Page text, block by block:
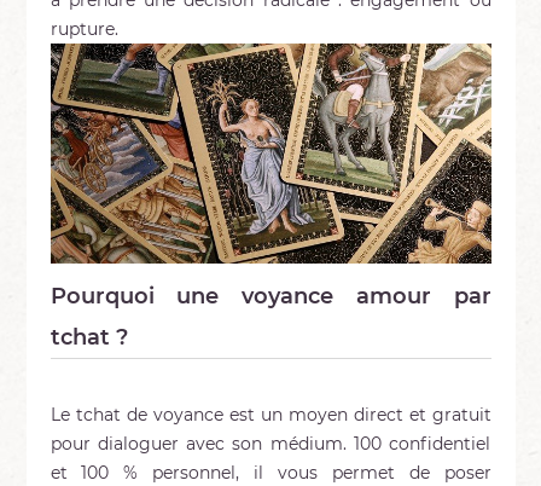
rupture.
Pourquoi une voyance amour par
tchat ?
Le tchat de voyance est un moyen direct et gratuit
pour dialoguer avec son médium. 100 confidentiel
et 100 % personnel, il vous permet de poser